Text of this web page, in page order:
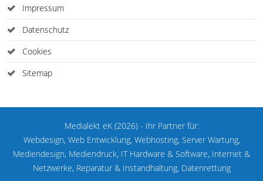
Impressum
Datenschutz
Cookies
Sitemap
Medialekt eK (2026) - Ihr Partner für:
Webdesign, Web Entwicklung, Webhosting, Server Wartung,
Mediendesign, Mediendruck, IT Hardware & Software, Internet &
Netzwerke, Reparatur & Instandhaltung, Datenrettung